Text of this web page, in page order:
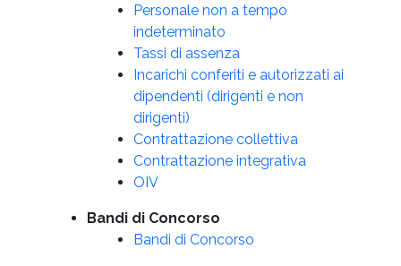
Personale non a tempo
indeterminato
Tassi di assenza
Incarichi conferiti e autorizzati ai
dipendenti (dirigenti e non
dirigenti)
Contrattazione collettiva
Contrattazione integrativa
OIV
Bandi di Concorso
Bandi di Concorso